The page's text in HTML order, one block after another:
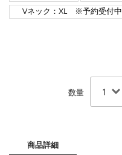
Vネック：XL ※予約受付中
数量
商品詳細